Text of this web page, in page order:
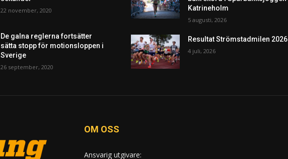
22 november, 2020
De galna reglerna fortsätter
sätta stopp för motionsloppen i
Sverige
26 september, 2020
Katrineholm
5 augusti, 2026
Resultat Strömstadmilen 2026
4 juli, 2026
OM OSS
Ansvarig utgivare: